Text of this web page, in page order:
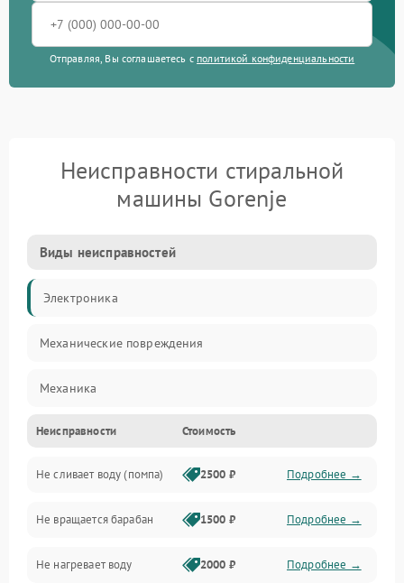
Отправляя, Вы соглашаетесь с политикой конфиденциальности
Неисправности стиральной
машины Gorenje
Виды неисправностей
Электроника
Механические повреждения
Механика
Электропитание
Водоснабжение
Слив
Программное обеспечение
Неисправности Стоимость
Не сливает воду (помпа) 2500 ₽ Подробнее →
Не вращается барабан 1500 ₽ Подробнее →
Не нагревает воду 2000 ₽ Подробнее →